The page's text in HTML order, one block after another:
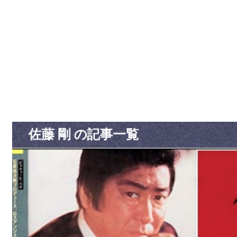
佐藤 剛 の記事一覧